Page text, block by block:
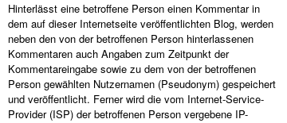
Hinterlässt eine betroffene Person einen Kommentar in
dem auf dieser Internetseite veröffentlichten Blog, werden
neben den von der betroffenen Person hinterlassenen
Kommentaren auch Angaben zum Zeitpunkt der
Kommentareingabe sowie zu dem von der betroffenen
Person gewählten Nutzernamen (Pseudonym) gespeichert
und veröffentlicht. Ferner wird die vom Internet-Service-
Provider (ISP) der betroffenen Person vergebene IP-